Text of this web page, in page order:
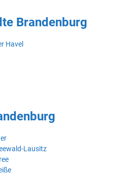
Brandenburg
Havel
Lausitz